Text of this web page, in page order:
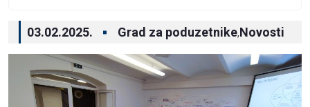
03.02.2025. Grad za poduzetnike,Novosti